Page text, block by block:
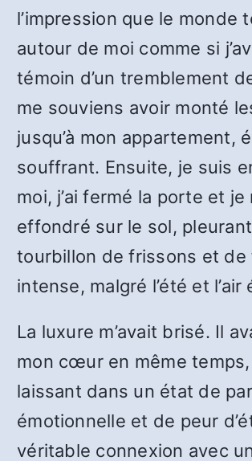
l’impression que le monde
autour de moi comme si
témoin d’un tremblement
me souviens avoir monté
jusqu’à mon appartement,
souffrant. Ensuite, je suis
moi, j’ai fermé la porte et je
effondré sur le sol,
tourbillon de frissons et de
intense, malgré l’été et
La luxure m’avait brisé. Il
mon cœur en même
laissant dans un état de
émotionnelle et de peur
véritable connexion avec